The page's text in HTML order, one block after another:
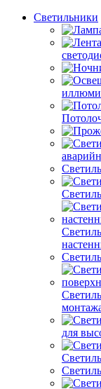
Светильники
для